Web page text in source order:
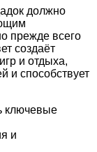
должно
прежде всего
создаёт
и отдыха,
и способствует
ключевые
и